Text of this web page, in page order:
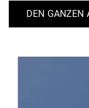
DEN GANZEN